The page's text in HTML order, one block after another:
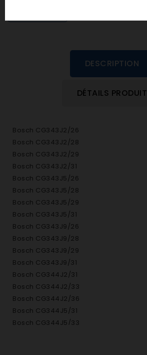
DESCRIPTION
DÉTAILS PRODUIT
Bosch CG343J2/26
Bosch CG343J2/28
Bosch CG343J2/29
Bosch CG343J2/31
Bosch CG343J5/26
Bosch CG343J5/28
Bosch CG343J5/29
Bosch CG343J5/31
Bosch CG343J9/26
Bosch CG343J9/28
Bosch CG343J9/29
Bosch CG343J9/31
Bosch CG344J2/31
Bosch CG344J2/33
Bosch CG344J2/36
Bosch CG344J5/31
Bosch CG344J5/33